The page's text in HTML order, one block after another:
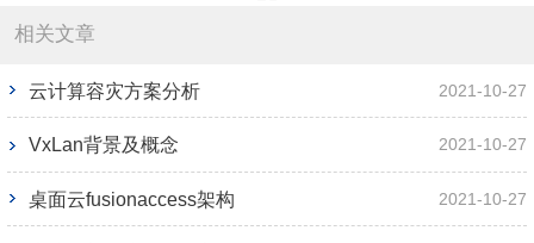
相关文章
云计算容灾方案分析 2021-10-27
VxLan背景及概念 2021-10-27
桌面云fusionaccess架构 2021-10-27